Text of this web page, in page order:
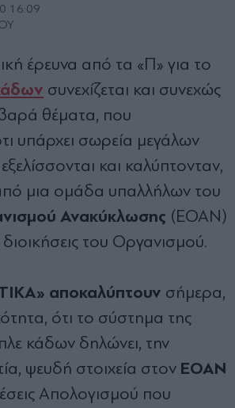
16:09
έρευνα από τα «Π» για το
συνεχίζεται και συνεχώς
θέµατα, που
υπάρχει σωρεία µεγάλων
και καλύπτονταν,
µια οµάδα υπαλλήλων του
Ανακύκλωσης (ΕΟΑΝ)
του Οργανισµού.
αποκαλύπτουν σήµερα,
ότι το σύστηµα της
κάδων δηλώνει, την
ψευδή στοιχεία στον ΕΟΑΝ
Απολογισµού που